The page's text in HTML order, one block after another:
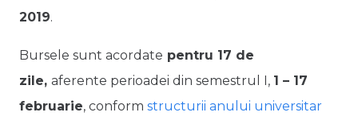
2019.
Bursele sunt acordate pentru 17 de
zile, aferente perioadei din semestrul I, 1 – 17
februarie, conform structurii anului universitar